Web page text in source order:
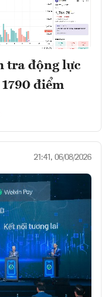
tra động lực
điểm
21:41, 06/08/2026